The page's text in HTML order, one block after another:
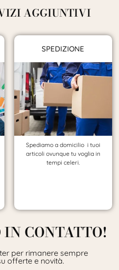
AGGIUNTIVI
SPEDIZIONE
Spediamo a domicilio i tuoi
articoli ovunque tu voglia in
tempi celeri.
CONTATTO!
per rimanere sempre
offerte e novità.